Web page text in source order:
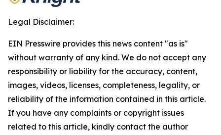
Legal Disclaimer:
EIN Presswire provides this news content "as is"
without warranty of any kind. We do not accept any
responsibility or liability for the accuracy, content,
images, videos, licenses, completeness, legality, or
reliability of the information contained in this article.
If you have any complaints or copyright issues
related to this article, kindly contact the author